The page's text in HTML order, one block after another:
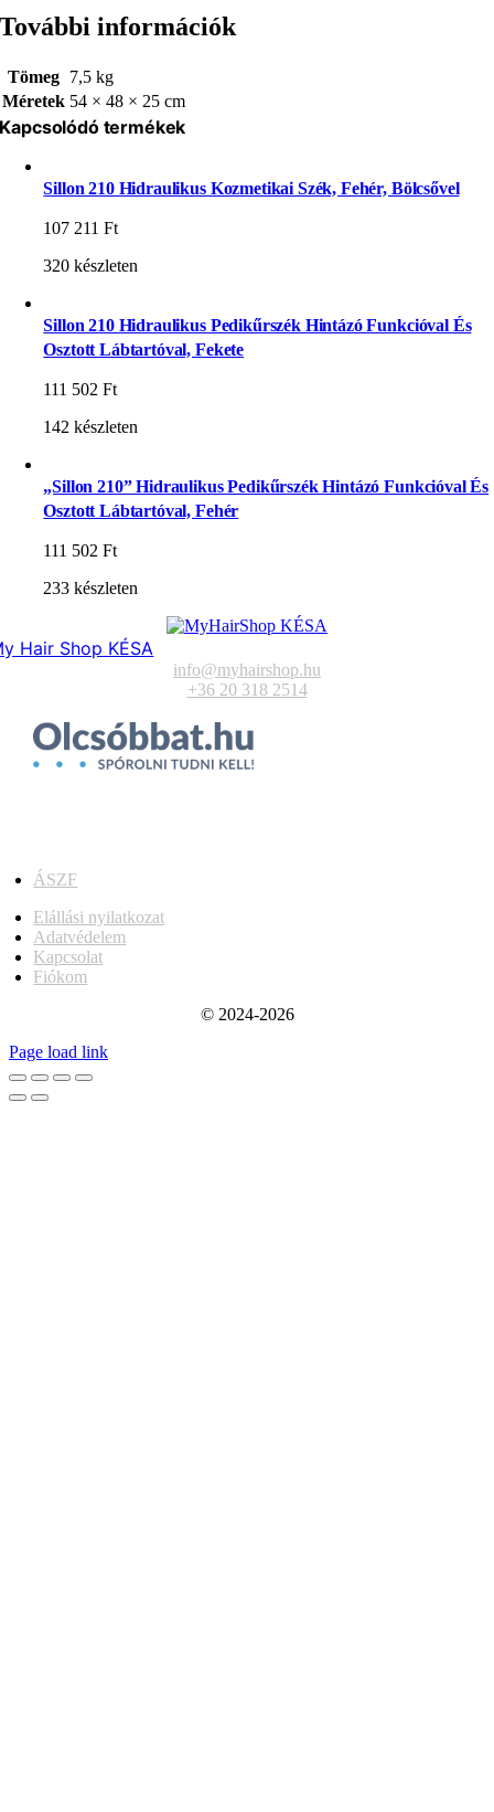
További információk
Tömeg 7,5 kg
Méretek 54 × 48 × 25 cm
Kapcsolódó termékek
Sillon 210 Hidraulikus Kozmetikai Szék, Fehér, Bölcsővel
107 211Ft
320 készleten
Sillon 210 Hidraulikus Pedikűrszék Hintázó Funkcióval És
Osztott Lábtartóval, Fekete
111 502Ft
142 készleten
„Sillon 210” Hidraulikus Pedikűrszék Hintázó Funkcióval És
Osztott Lábtartóval, Fehér
111 502Ft
233 készleten
Hair Shop KÉSA
info@myhairshop.hu
+36 20 318 2514
ÁSZF
Elállási nyilatkozat
Adatvédelem
Kapcsolat
Fiókom
© 2024-2026
Page load link